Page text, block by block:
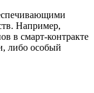
Например,
в смарт-контракте
либо особый